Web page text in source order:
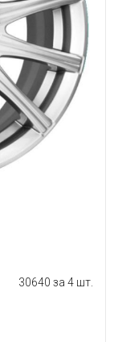
30640 за 4 шт.